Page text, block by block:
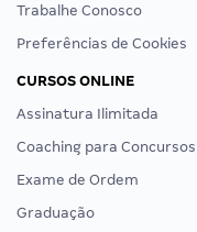
Trabalhe Conosco
Preferências de Cookies
CURSOS ONLINE
Assinatura Ilimitada
Coaching para Concursos
Exame de Ordem
Graduação